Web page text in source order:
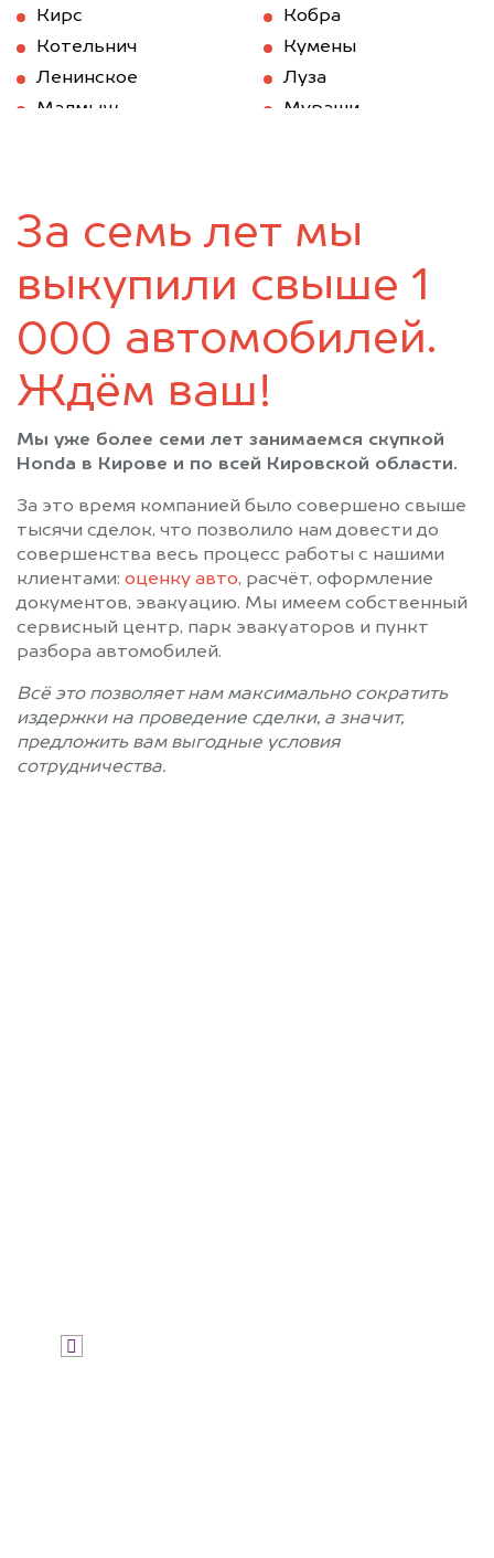
Кирс
Кобра
Котельнич
Кумены
Ленинское
Луза
Малмыж
Мураши
Оричи
Пижанка
Свеча
Слободской
Советск
Сосновка
Суна
Тужа
Уни
Юрья
Яранск
За семь лет мы
выкупили свыше 1
000 автомобилей.
Ждём ваш!
Мы уже более семи лет занимаемся скупкой
Honda в Кирове и по всей Кировской области.
За это время компанией было совершено свыше
тысячи сделок, что позволило нам довести до
совершенства весь процесс работы с нашими
клиентами: оценку авто, расчёт, оформление
документов, эвакуацию. Мы имеем собственный
сервисный центр, парк эвакуаторов и пункт
разбора автомобилей.
Всё это позволяет нам максимально сократить
издержки на проведение сделки, а значит,
предложить вам выгодные условия
сотрудничества.